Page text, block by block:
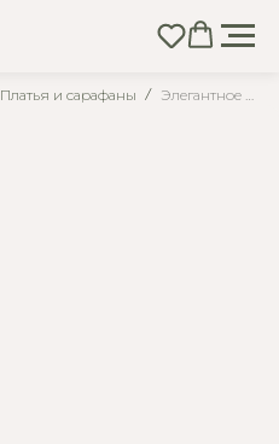
Платья и сарафаны Элегантное приталенное зеленое платье из штапеля